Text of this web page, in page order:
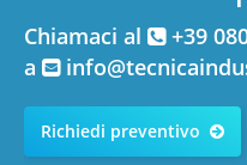
Chiamaci al
+39
a
Richiedi preventivo